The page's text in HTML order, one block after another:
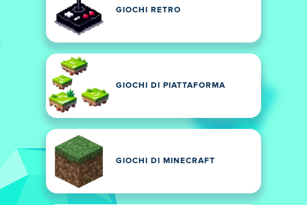
GIOCHI RETRO
GIOCHI DI PIATTAFORMA
GIOCHI DI MINECRAFT